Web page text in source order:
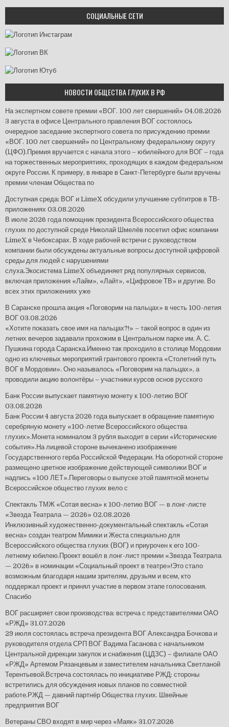
СОЦИАЛЬНЫЕ СЕТИ
НОВОСТИ ОБЩЕСТВА ГЛУХИХ В РФ
На экспертном совете премии «ВОГ. 100 лет свершений» 04.08.2026
3 августа в офисе Центрального правления ВОГ состоялось
очередное заседание экспертного совета по присуждению премии
«ВОГ. 100 лет свершений» по Центральному федеральному округу
(ЦФО).Премия вручается с начала этого – юбилейного для ВОГ – года
на торжественных мероприятиях, проходящих в каждом федеральном
округе России. К примеру, в январе в Санкт-Петербурге были вручены
премии членам Общества по
Доступная среда: ВОГ и LimeX обсудили улучшение субтитров в ТВ-
приложениях 03.08.2026
В июле 2026 года помощник президента Всероссийского общества
глухих по доступной среде Николай Шмелёв посетил офис компании
LimeX в Чебоксарах. В ходе рабочей встречи с руководством
компании были обсуждены актуальные вопросы доступной цифровой
среды для людей с нарушениями
слуха.Экосистема LimeX объединяет ряд популярных сервисов,
включая приложения «Лайм», «Лайт», «Цифровое ТВ» и другие. Во
всех этих приложениях уже
В Саранске прошла акция «Поговорим на пальцах» в честь 100-летия
ВОГ 03.08.2026
«Хотите показать свое имя на пальцах?!» – такой вопрос в один из
летних вечеров задавали прохожим в Центральном парке им. А. С.
Пушкина города Саранска.Именно так проходило в столице Мордовии
одно из ключевых мероприятий грантового проекта «Столетний путь
ВОГ в Мордовии». Оно называлось «Поговорим на пальцах», а
проводили акцию волонтёры – участники курсов основ русского
Банк России выпускает памятную монету к 100-летию ВОГ
03.08.2026
Банк России 4 августа 2026 года выпускает в обращение памятную
серебряную монету «100-летие Всероссийского общества
глухих».Монета номиналом 3 рубля выходит в серии «Исторические
события».На лицевой стороне вычеканено изображение
Государственного герба Российской Федерации. На оборотной стороне
размещено цветное изображение действующей символики ВОГ и
надпись «100 ЛЕТ».Переговоры о выпуске этой памятной монеты
Всероссийское общество глухих вело с
Спектакль ТМЖ «Сотая весна» к 100-летию ВОГ — в лонг-листе
«Звезда Театрала — 2026» 02.08.2026
Инклюзивный художественно-документальный спектакль «Сотая
весна» создан театром Мимики и Жеста специально для
Всероссийского общества глухих (ВОГ) и приурочен к его 100-
летнему юбилею.Проект вошёл в лонг-лист премии «Звезда Театрала
— 2026» в номинации «Социальный проект в театре»!Это стало
возможным благодаря нашим зрителям, друзьям и всем, кто
поддержал проект и принял участие в первом этапе голосования.
Спасибо
ВОГ расширяет свои производства: встреча с представителями ОАО
«РЖД» 31.07.2026
29 июля состоялась встреча президента ВОГ Александра Бочкова и
руководителя отдела СРП ВОГ Вадима Гасанова с начальником
Центральной дирекции закупок и снабжения (ЦДЗС) – филиале ОАО
«РЖД» Артемом Рязанцевым и заместителем начальника Светланой
Терентьевой.Встреча состоялась по инициативе РЖД: стороны
встретились для обсуждения новых планов по совместной
работе.РЖД — давний партнёр Общества глухих. Швейные
предприятия ВОГ
Ветераны СВО входят в мир через «Маяк» 31.07.2026